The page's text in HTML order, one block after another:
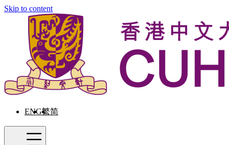
Skip to content
ENG繁简